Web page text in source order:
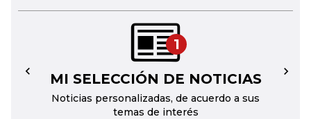
1
MI SELECCIÓN DE NOTICIAS
Noticias personalizadas, de acuerdo a sus
temas de interés
← →